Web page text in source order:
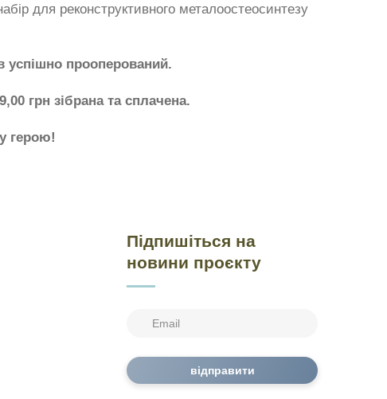
для реконструктивного металоостеосинтезу
успішно прооперований.
грн зібрана та сплачена.
герою!
Підпишіться на
новини проєкту
відправити